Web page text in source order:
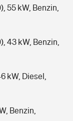
55 kW, Benzin,
43 kW, Benzin,
kW, Diesel,
Benzin,